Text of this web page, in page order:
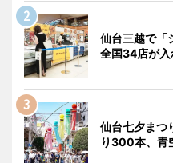
仙台三越で「
全国34店が
仙台七夕ま
り300本、青